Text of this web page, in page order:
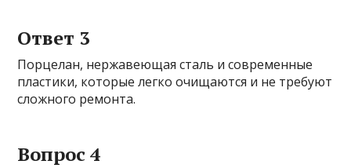
Ответ 3
Порцелан, нержавеющая сталь и современные
пластики, которые легко очищаются и не требуют
сложного ремонта.
Вопрос 4